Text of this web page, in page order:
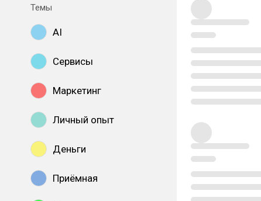
Темы
AI
Сервисы
Маркетинг
Личный опыт
Деньги
Приёмная